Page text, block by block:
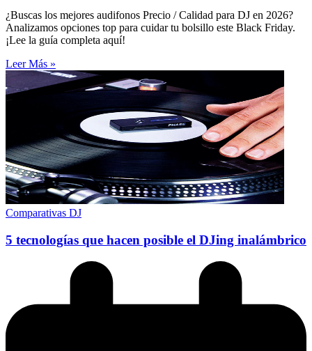
¿Buscas los mejores audifonos Precio / Calidad para DJ en 2026?
Analizamos opciones top para cuidar tu bolsillo este Black Friday.
¡Lee la guía completa aquí!
Leer Más »
Comparativas DJ
5 tecnologías que hacen posible el DJing inalámbrico